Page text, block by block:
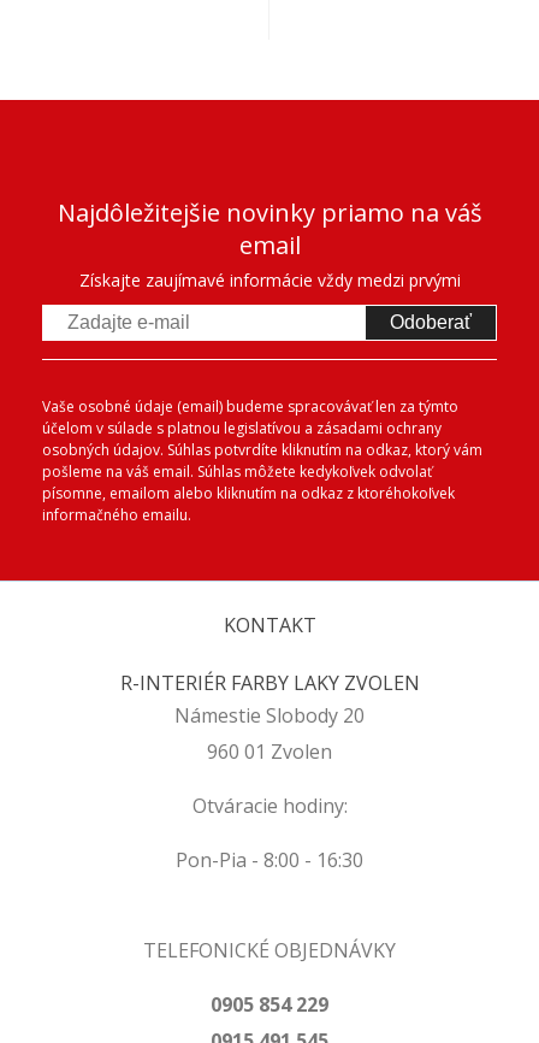
Najdôležitejšie novinky priamo na váš
email
Získajte zaujímavé informácie vždy medzi prvými
Odoberať
Vaše osobné údaje (email) budeme spracovávať len za týmto
účelom v súlade s platnou legislatívou a zásadami ochrany
osobných údajov. Súhlas potvrdíte kliknutím na odkaz, ktorý vám
pošleme na váš email. Súhlas môžete kedykoľvek odvolať
písomne, emailom alebo kliknutím na odkaz z ktoréhokoľvek
informačného emailu.
KONTAKT
R-INTERIÉR FARBY LAKY ZVOLEN
Námestie Slobody 20
960 01 Zvolen
Otváracie hodiny:
Pon-Pia - 8:00 - 16:30
TELEFONICKÉ OBJEDNÁVKY
0905 854 229